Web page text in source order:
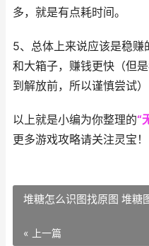
多，就是有点耗时间。
5、总体上来说应该是稳
和大箱子，赚钱更快（但
到解放前，所以谨慎尝试）
以上就是小编为你整理的“
更多游戏攻略请关注灵宝！
堆糖怎么识图找原图 堆糖
« 上一篇